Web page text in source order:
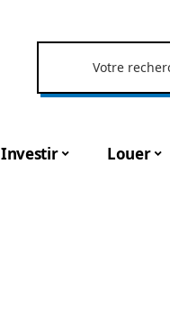
Investir Louer